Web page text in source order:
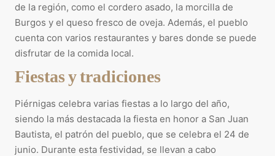
de la región, como el cordero asado, la morcilla de
Burgos y el queso fresco de oveja. Además, el pueblo
cuenta con varios restaurantes y bares donde se puede
disfrutar de la comida local.
Fiestas y tradiciones
Piérnigas celebra varias fiestas a lo largo del año,
siendo la más destacada la fiesta en honor a San Juan
Bautista, el patrón del pueblo, que se celebra el 24 de
junio. Durante esta festividad, se llevan a cabo